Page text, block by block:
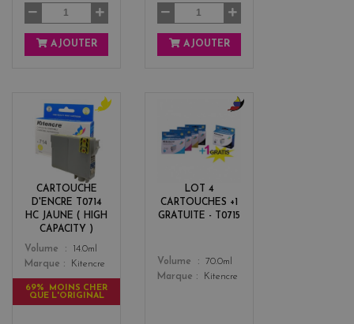
AJOUTER AJOUTER
CARTOUCHE
D'ENCRE T0714
HC JAUNE ( HIGH
CAPACITY )
Color
e
l
l
o
w
Volume
14.0ml
Marque
Kitencre
69% MOINS CHER
QUE L'ORIGINAL
LOT 4
CARTOUCHES +1
GRATUITE - T0715
Color
l
a
3
Volume
70.0ml
Marque
Kitencre